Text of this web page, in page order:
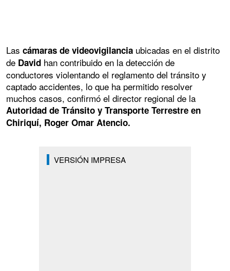
Las cámaras de videovigilancia ubicadas en el distrito
de David han contribuido en la detección de
conductores violentando el reglamento del tránsito y
captado accidentes, lo que ha permitido resolver
muchos casos, confirmó el director regional de la
Autoridad de Tránsito y Transporte Terrestre en
Chiriquí, Roger Omar Atencio.
VERSIÓN IMPRESA